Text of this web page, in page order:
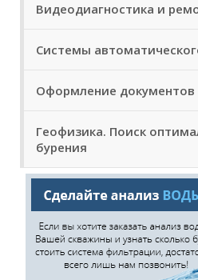
Видеодиагностика и
Системы
Оформление документов
Геофизика. Поиск
бурения